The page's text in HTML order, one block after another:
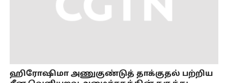
ஹிரோஷிமா அணுகுண்டுத் தாக்குதல் பற்றிய